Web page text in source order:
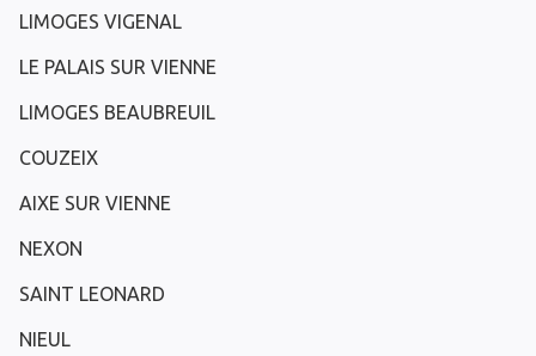
LIMOGES VIGENAL
LE PALAIS SUR VIENNE
LIMOGES BEAUBREUIL
COUZEIX
AIXE SUR VIENNE
NEXON
SAINT LEONARD
NIEUL